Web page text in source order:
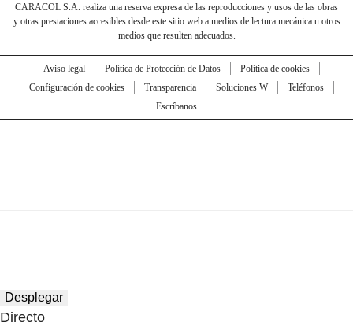
CARACOL S.A. realiza una reserva expresa de las reproducciones y usos de las obras
y otras prestaciones accesibles desde este sitio web a medios de lectura mecánica u otros
medios que resulten adecuados.
Aviso legal Política de Protección de Datos
Política de cookies
Configuración de cookies
Transparencia Soluciones W
Teléfonos
Escríbanos
Desplegar
Directo